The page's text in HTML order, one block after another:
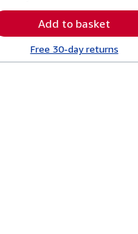
Add to basket
Free 30-day returns